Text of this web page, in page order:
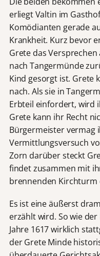
erliegt Valtin im
Komödianten gerade
Krankheit. Kurz bevor
Grete das
nach Tangermünde
Kind gesorgt ist. Grete
nach. Als sie in
Erbteil einfordert, wird
Grete kann ihr Recht
Bürgermeister vermag
Vermittlungsversuch
Zorn darüber steckt
findet zusammen mit
brennenden Kirchturm
Es ist eine äußerst
erzählt wird. So wie
Jahre 1617 wirklich
der Grete Minde